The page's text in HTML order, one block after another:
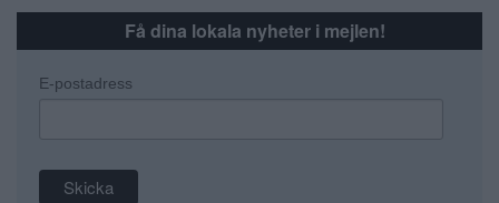
Få dina lokala nyheter i mejlen!
E-postadress